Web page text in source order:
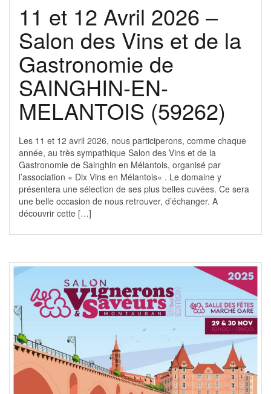
11 et 12 Avril 2026 –
Salon des Vins et de la
Gastronomie de
SAINGHIN-EN-
MELANTOIS (59262)
Les 11 et 12 avril 2026, nous participerons, comme chaque
année, au très sympathique Salon des Vins et de la
Gastronomie de Sainghin en Mélantois, organisé par
l’association « Dix Vins en Mélantois« . Le domaine y
présentera une sélection de ses plus belles cuvées. Ce sera
une belle occasion de nous retrouver, d’échanger. A
découvrir cette […]